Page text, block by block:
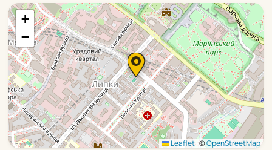
+
−
Leaflet|©OpenStreetMap